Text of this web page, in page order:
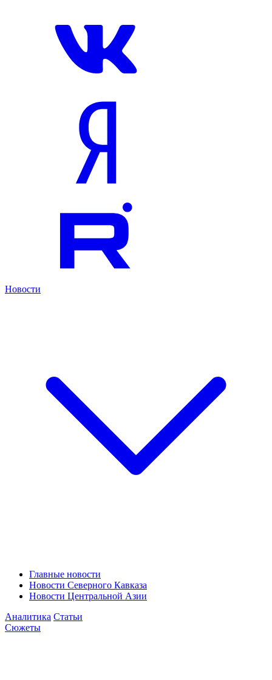
Новости
Главные новости
Новости Северного Кавказа
Новости Центральной Азии
Аналитика Статьи
Сюжеты